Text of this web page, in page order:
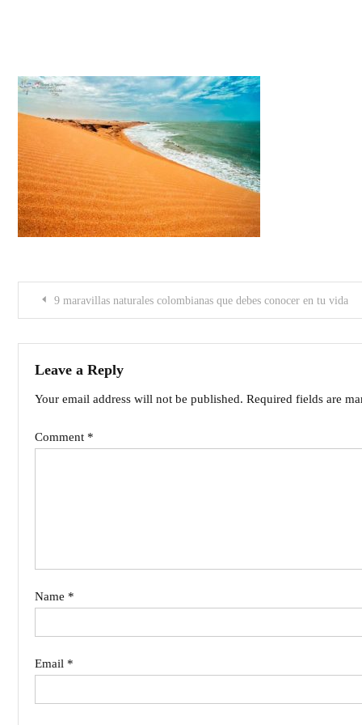
Post9 maravillas naturales colombianas que debes conocer en tu vida
Leave a Reply
Your email address will not be published. Required fields are
Comment *
Name *
Email *